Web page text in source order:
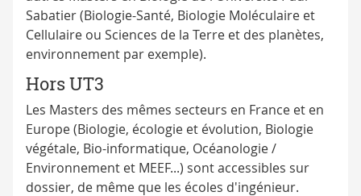
Sabatier (Biologie-Santé, Biologie Moléculaire et
Cellulaire ou Sciences de la Terre et des planètes,
environnement par exemple).
Hors UT3
Les Masters des mêmes secteurs en France et en
Europe (Biologie, écologie et évolution, Biologie
végétale, Bio-informatique, Océanologie /
Environnement et MEEF...) sont accessibles sur
dossier, de même que les écoles d'ingénieur.